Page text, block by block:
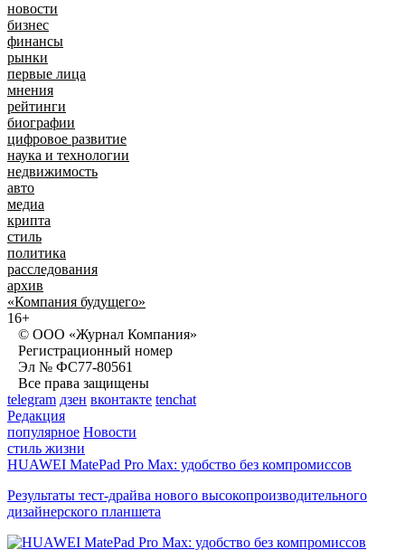
новости
бизнес
финансы
рынки
первые лица
мнения
рейтинги
биографии
цифровое развитие
наука и технологии
недвижимость
авто
медиа
крипта
стиль
политика
расследования
архив
«Компания будущего»
16+
© ООО «Журнал Компания»
Регистрационный номер
Эл № ФС77-80561
Все права защищены
telegram дзен вконтакте tenchat
Редакция
популярное Новости
стиль жизни
HUAWEI MatePad Pro Max: удобство без компромиссов
Результаты тест-драйва нового высокопроизводительного
дизайнерского планшета